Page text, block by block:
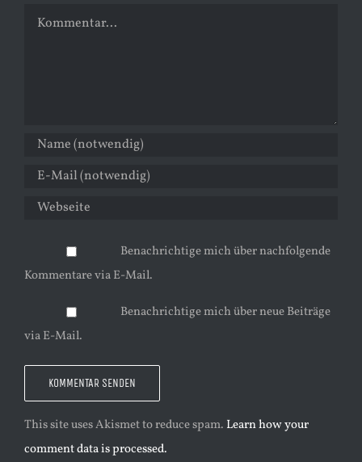
Kommentar
Benachrichtige mich über nachfolgende
Kommentare via E-Mail.
Benachrichtige mich über neue Beiträge
via E-Mail.
This site uses Akismet to reduce spam. Learn how your
comment data is processed.